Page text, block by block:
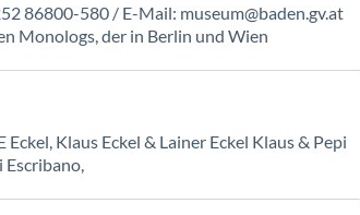
86800-580 / E-Mail: museum@baden.gv.at
Monologs, der in Berlin und Wien
Klaus Eckel & Lainer Eckel Klaus & Pepi